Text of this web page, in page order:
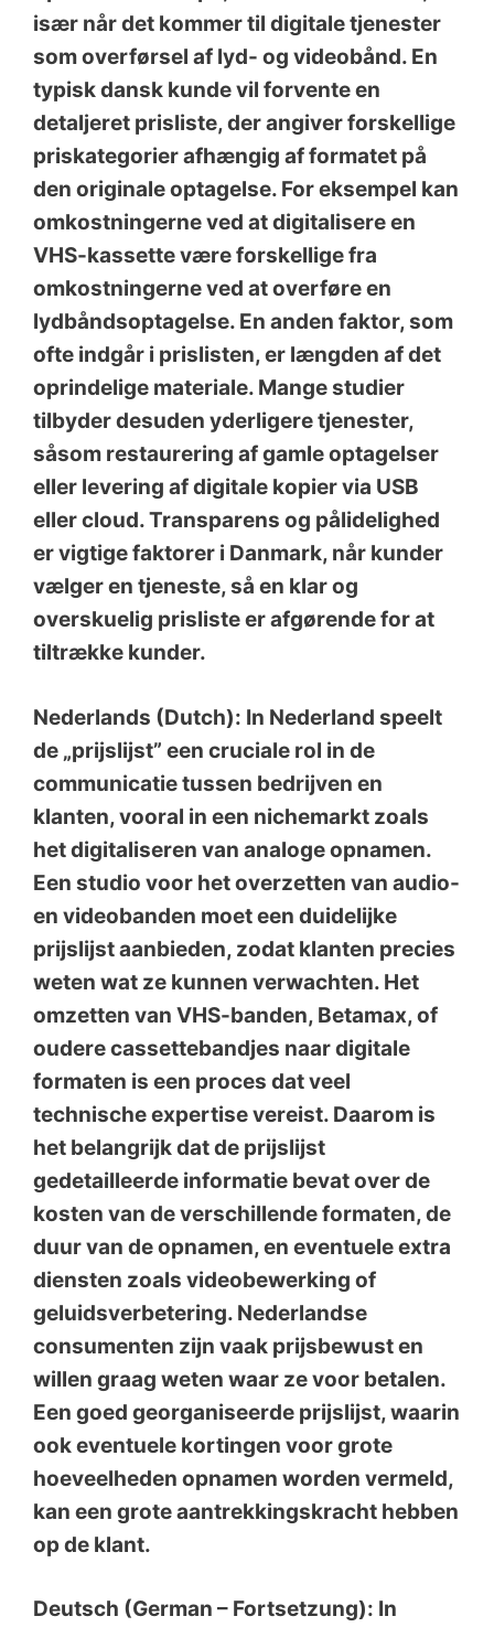
især når det kommer til digitale tjenester
som overførsel af lyd- og videobånd. En
typisk dansk kunde vil forvente en
detaljeret prisliste, der angiver forskellige
priskategorier afhængig af formatet på
den originale optagelse. For eksempel kan
omkostningerne ved at digitalisere en
VHS-kassette være forskellige fra
omkostningerne ved at overføre en
lydbåndsoptagelse. En anden faktor, som
ofte indgår i prislisten, er længden af det
oprindelige materiale. Mange studier
tilbyder desuden yderligere tjenester,
såsom restaurering af gamle optagelser
eller levering af digitale kopier via USB
eller cloud. Transparens og pålidelighed
er vigtige faktorer i Danmark, når kunder
vælger en tjeneste, så en klar og
overskuelig prisliste er afgørende for at
tiltrække kunder.
Nederlands (Dutch): In Nederland speelt
de „prijslijst” een cruciale rol in de
communicatie tussen bedrijven en
klanten, vooral in een nichemarkt zoals
het digitaliseren van analoge opnamen.
Een studio voor het overzetten van audio-
en videobanden moet een duidelijke
prijslijst aanbieden, zodat klanten precies
weten wat ze kunnen verwachten. Het
omzetten van VHS-banden, Betamax, of
oudere cassettebandjes naar digitale
formaten is een proces dat veel
technische expertise vereist. Daarom is
het belangrijk dat de prijslijst
gedetailleerde informatie bevat over de
kosten van de verschillende formaten, de
duur van de opnamen, en eventuele extra
diensten zoals videobewerking of
geluidsverbetering. Nederlandse
consumenten zijn vaak prijsbewust en
willen graag weten waar ze voor betalen.
Een goed georganiseerde prijslijst, waarin
ook eventuele kortingen voor grote
hoeveelheden opnamen worden vermeld,
kan een grote aantrekkingskracht hebben
op de klant.
Deutsch (German – Fortsetzung): In